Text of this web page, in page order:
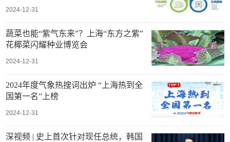
2024-12-31
蔬菜也能“紫气东来”？上海“东方之紫”
花椰菜闪耀种业博览会
2024-12-31
2024年度气象热搜词出炉 “上海热到全
国第一名”上榜
2024-12-31
深视频 | 史上首次针对现任总统，韩国